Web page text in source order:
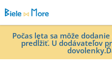
na
obsah
Počas leta sa môže
predĺžiť. U dodávateľov